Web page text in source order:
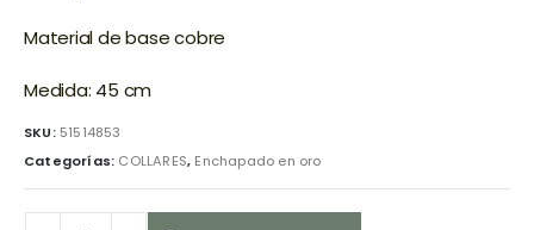
Material de base cobre
Medida: 45 cm
SKU: 51514853
Categorías: COLLARES, Enchapado en oro